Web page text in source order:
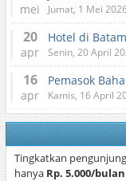
mei Jumat, 1 Mei
20
apr
Hotel di
Senin, 20 April
16
apr
Pemasok
Kamis, 16 April
Tingkatkan
hanya Rp. 5.000/bulan